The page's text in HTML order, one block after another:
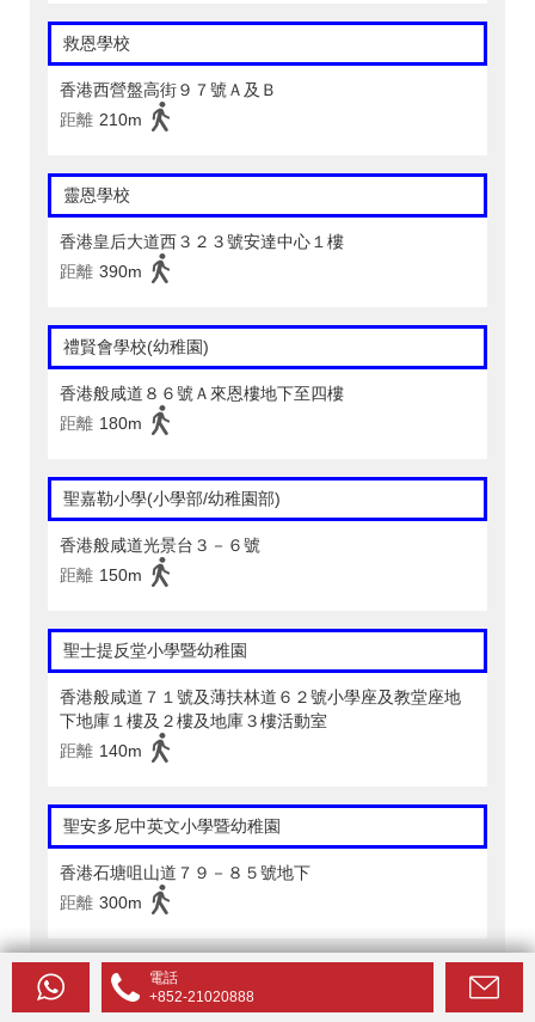
救恩學校
香港西營盤高街９７號Ａ及Ｂ
距離 210m
靈恩學校
香港皇后大道西３２３號安達中心１樓
距離 390m
禮賢會學校(幼稚園)
香港般咸道８６號Ａ來恩樓地下至四樓
距離 180m
聖嘉勒小學(小學部/幼稚園部)
香港般咸道光景台３－６號
距離 150m
聖士提反堂小學暨幼稚園
香港般咸道７１號及薄扶林道６２號小學座及教堂座地
下地庫１樓及２樓及地庫３樓活動室
距離 140m
聖安多尼中英文小學暨幼稚園
香港石塘咀山道７９－８５號地下
距離 300m
仁濟醫院郭子樑幼稚園
電話
+852-21020888